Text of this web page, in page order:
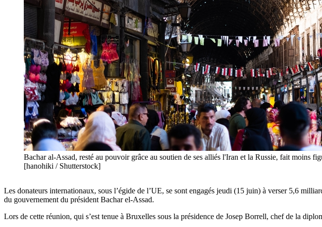
Bachar al-Assad, resté au pouvoir grâce au soutien de ses alliés l'Iran et la Russie, fait moins
[hanohiki / Shutterstock]
Les donateurs internationaux, sous l’égide de l’UE, se sont engagés jeudi (15 juin) à verser 5,6
du gouvernement du président Bachar el-Assad.
Lors de cette réunion, qui s’est tenue à Bruxelles sous la présidence de Josep Borrell, chef de la